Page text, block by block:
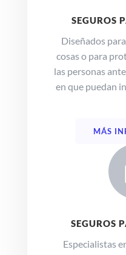
SEGUROS
Diseñados
cosas o para
las personas
en que puedan
MÁS
SEGUROS
Especialistas